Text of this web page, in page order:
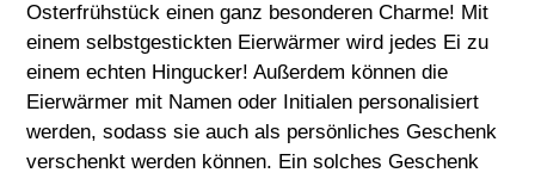
Osterfrühstück einen ganz besonderen Charme! Mit
einem selbstgestickten Eierwärmer wird jedes Ei zu
einem echten Hingucker! Außerdem können die
Eierwärmer mit Namen oder Initialen personalisiert
werden, sodass sie auch als persönliches Geschenk
verschenkt werden können. Ein solches Geschenk